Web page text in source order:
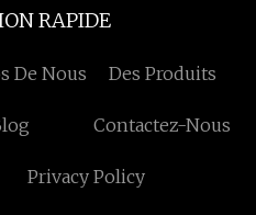
RAPIDE
De Nous Des Produits
Contactez-Nous
Privacy Policy